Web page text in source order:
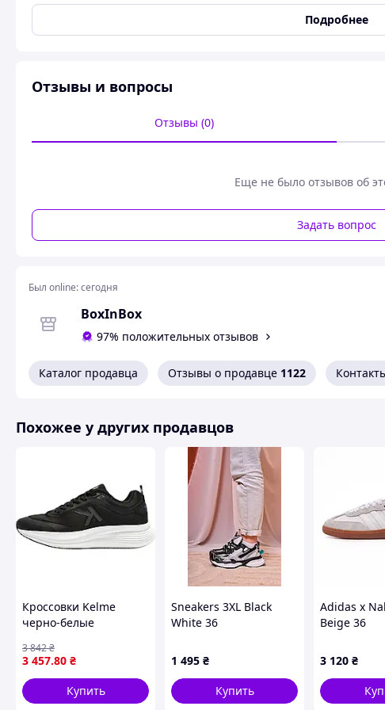
материал подошвы-резина
Высота стебля-щиколотка
Вентиляция средней части стопы
женские тренировочные кроссовки Reebok были полностью
панель в средней части стопы позволяет воздуху
инновационной системой Lift&Ride Chassis System, а
что делает эти кроссовки идеальным партнером для
Подробнее
Отзывы и вопросы
Отзывы (0)
Еще не было отзывов об
Задать вопрос
Был online:сегодня
BoxInBox
97% положительных отзывов
Каталог продавца Отзывы о продавце 1122
Похожее у других продавцов
Кроссовки Kelme
черно-белые
3 457.80 ₴
3 842₴
Купить
Sneakers 3XL Black
White 36
1 495 ₴
Купить
Adidas х
Beige 36
3 120 ₴